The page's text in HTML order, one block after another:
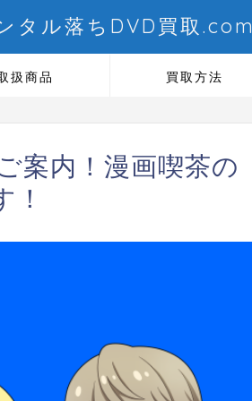
タル落ちDVD買取.com
扱商品 買取方法
案内！漫画喫茶の